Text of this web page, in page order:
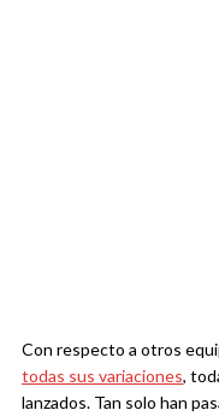
Con respecto a otros
todas sus variaciones,
lanzados. Tan solo han